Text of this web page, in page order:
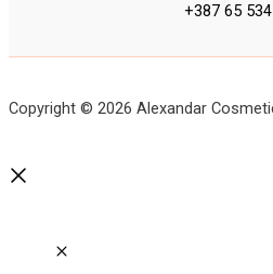
+387 65
Copyright © 2026 Alexandar